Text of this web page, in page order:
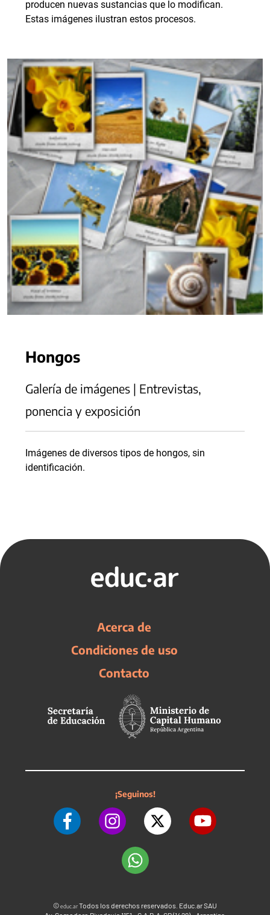
producen nuevas sustancias que lo modifican.
Estas imágenes ilustran estos procesos.
Hongos
Galería de imágenes | Entrevistas,
ponencia y exposición
Imágenes de diversos tipos de hongos, sin
identificación.
Acerca de
Condiciones de uso
Contacto
¡Seguinos!
©educ.arTodos los derechos reservados. Educ.ar SAU